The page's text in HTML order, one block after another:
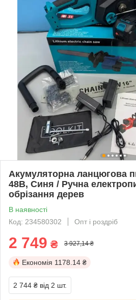
Акумуляторна ланцюгова
48В, Синя / Ручна
обрізання дерев
В наявності
Код: 234580302
Опт і роздріб
2 749 ₴ 3 927,14 ₴
Економія 1178.14 ₴
2 744 ₴ від 2 шт.